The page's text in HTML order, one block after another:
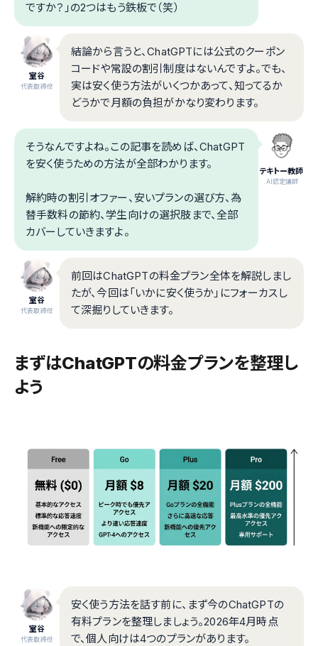
ですか？」の2つはもう鉄板で（笑）
室谷
代表取締役
結論から言うと、ChatGPTには公式のクーポン
コードや常設の割引制度はないんですよ。でも、
実は安く使う方法がいくつかあって、知ってるか
どうかで月額の負担がかなり変わります。
テキトー教師
.AI認定講師
そうなんですよね。この記事を読めば、ChatGPT
を安く使うための方法が全部わかります。
解約時の割引オファー、安いプランの選び方、為
替手数料の節約、学生向けの選択肢まで、全部
カバーしていきますよ。
室谷
代表取締役
前回はChatGPTの料金プラン全体を解説しまし
たが、今回は「いかに安く使うか」にフォーカスし
て深掘りしていきます。
まずはChatGPTの料金プランを整理し
よう
室谷
代表取締役
安く使う方法を話す前に、まず今のChatGPTの
有料プランを整理しましょう。2026年4月時点
で、個人向けは4つのプランがあります。